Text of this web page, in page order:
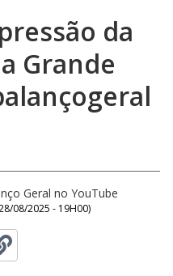
da
Grande
Geral no YouTube
08/2025 - 19H00)